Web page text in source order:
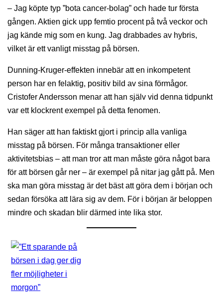
– Jag köpte typ ”bota cancer-bolag” och hade tur första
gången. Aktien gick upp femtio procent på två veckor och
jag kände mig som en kung. Jag drabbades av hybris,
vilket är ett vanligt misstag på börsen.
Dunning-Kruger-effekten innebär att en inkompetent
person har en felaktig, positiv bild av sina förmågor.
Cristofer Andersson menar att han själv vid denna tidpunkt
var ett klockrent exempel på detta fenomen.
Han säger att han faktiskt gjort i princip alla vanliga
misstag på börsen. För många transaktioner eller
aktivitetsbias – att man tror att man måste göra något bara
för att börsen går ner – är exempel på nitar jag gått på. Men
ska man göra misstag är det bäst att göra dem i början och
sedan försöka att lära sig av dem. För i början är beloppen
mindre och skadan blir därmed inte lika stor.